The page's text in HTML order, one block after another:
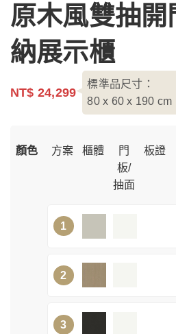
原木風雙抽開
納展示櫃
NT$ 24,299
標準品尺寸：
80 x 60 x 190 cm
顏色 方案 櫃體
門
板/
抽面
板證
1
2
3